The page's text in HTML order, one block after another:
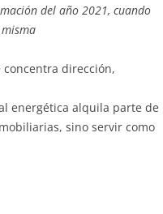
del año 2021, cuando
dirección,
energética alquila parte de
sino servir como